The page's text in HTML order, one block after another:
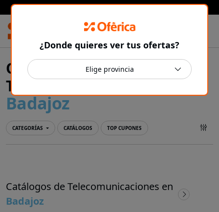
Prensa Ibérica
Ofertas y catálogos de
Telecomunicaciones en
Badajoz
CATEGORÍAS CATÁLOGOS TOP CUPONES
Catálogos de Telecomunicaciones en
Badajoz
¿Donde quieres ver tus ofertas?